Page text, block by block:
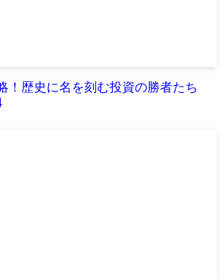
！歴史に名を刻む投資の勝者たち